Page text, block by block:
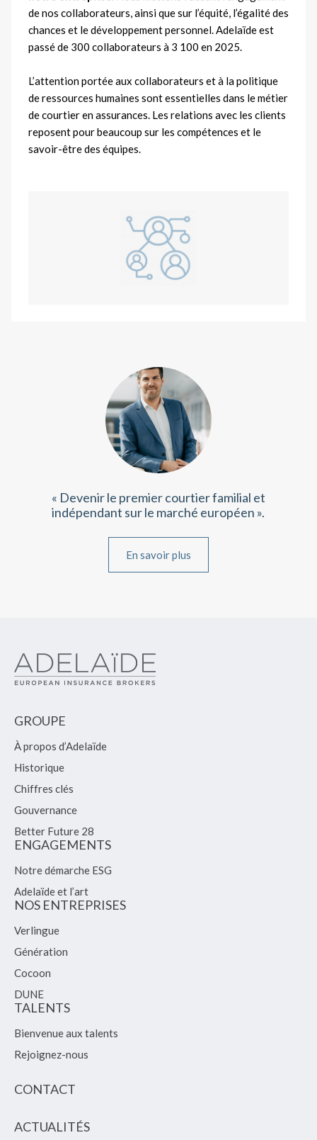
de nos collaborateurs, ainsi que sur l’équité, l’égalité des
chances et le développement personnel. Adelaïde est
passé de 300 collaborateurs à 3 100 en 2025.
L’attention portée aux collaborateurs et à la politique
de ressources humaines sont essentielles dans le métier
de courtier en assurances. Les relations avec les clients
reposent pour beaucoup sur les compétences et le
savoir-être des équipes.
« Devenir le premier courtier familial et
indépendant sur le marché européen ».
En savoir plus
GROUPE
À propos d’Adelaïde
Historique
Chiffres clés
Gouvernance
Better Future 28
ENGAGEMENTS
Notre démarche ESG
Adelaïde et l’art
NOS ENTREPRISES
Verlingue
Génération
Cocoon
DUNE
TALENTS
Bienvenue aux talents
Rejoignez-nous
CONTACT
ACTUALITÉS